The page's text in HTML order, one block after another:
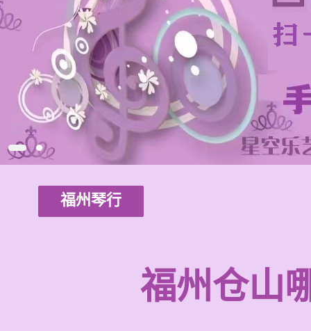
福州琴行
福州仓山